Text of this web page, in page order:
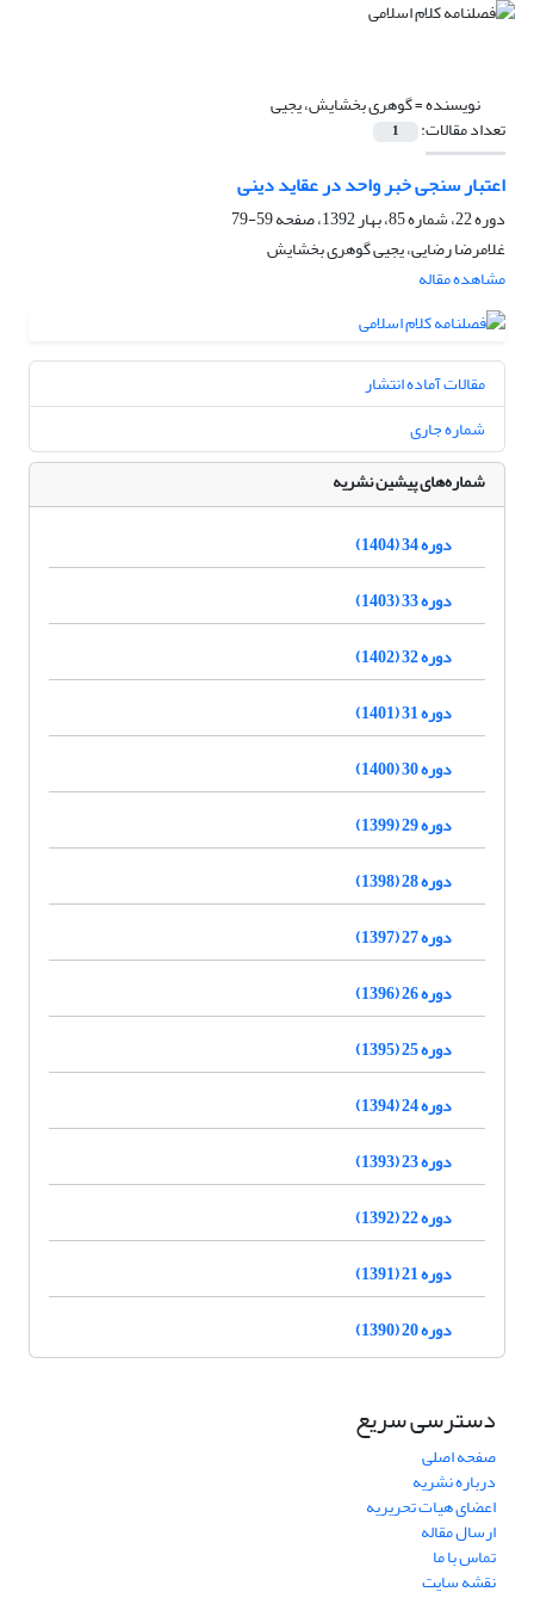
نویسنده =گوهری بخشایش، یجیی
تعداد مقالات: 1
اعتبار سنجی خبر واحد در عقاید دینی
دوره 22، شماره 85، بهار 1392، صفحه
59-79
غلامرضا رضایی، یجیی گوهری بخشایش
مشاهده مقاله
مقالات آماده انتشار
شماره جاری
شماره‌های پیشین نشریه
دوره 34 (1404)
دوره 33 (1403)
دوره 32 (1402)
دوره 31 (1401)
دوره 30 (1400)
دوره 29 (1399)
دوره 28 (1398)
دوره 27 (1397)
دوره 26 (1396)
دوره 25 (1395)
دوره 24 (1394)
دوره 23 (1393)
دوره 22 (1392)
دوره 21 (1391)
دوره 20 (1390)
دسترسی سریع
صفحه اصلی
درباره نشریه
اعضای هیات تحریریه
ارسال مقاله
تماس با ما
نقشه سایت